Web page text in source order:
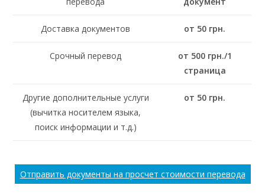
Доставка документов от 50 грн.
Срочный перевод
от 500 грн./1
страница
Другие дополнительные услуги
(вычитка носителем языка,
поиск информации и т.д.)
от 50 грн.
Отправить документы на просчет стоимости перевода